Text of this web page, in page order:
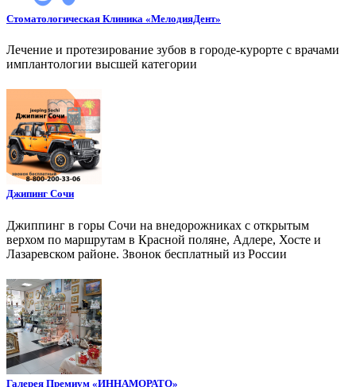
Стоматологическая Клиника «МелодияДент»
Лечение и протезирование зубов в городе-курорте с врачами
имплантологии высшей категории
Джипинг Сочи
Джиппинг в горы Сочи на внедорожниках с открытым
верхом по маршрутам в Красной поляне, Адлере, Хосте и
Лазаревском районе. Звонок бесплатный из России
Галерея Премиум «ИННАМОРАТО»